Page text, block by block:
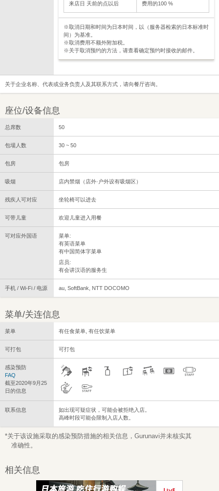
来店日 天前的点以后 费用的100 %
※取消日期和时间为日本时间，以（服务器检索的日本标准时
间）为基准。
※取消费用不额外附加税。
※关于取消预约的方法，请查看确定预约时接收的邮件。
关于企业名称、代表或业务负责人及其联系方式，请向餐厅咨询。
座位/设备信息
总席数 50
包場人数 30 ~ 50
包房 包房
吸烟 店内禁烟（店外·户外设有吸烟区）
残疾人可对应 坐轮椅可以进去
可带儿童 欢迎儿童进入用餐
可对应外国语
菜单:
有英语菜单
有中国简体字菜单
店员:
有会讲汉语的服务生
手机 / Wi-Fi / 电源 au, SoftBank, NTT DOCOMO
菜单/关连信息
菜单 有任食菜单, 有任饮菜单
可打包 可打包
感染预防
FAQ
截至2020年9月25
日的信息
联系信息
如出现可疑症状，可能会被拒绝入店。
高峰时段可能会限制入店人数。
*关于该设施采取的感染预防措施的相关信息，Gurunavi并未核实其
准确性。
相关信息